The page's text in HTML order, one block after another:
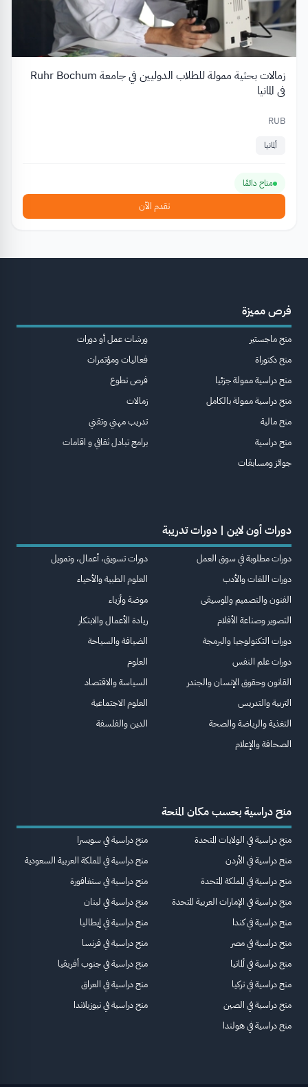
زمالات بحثية ممولة للطلاب الدوليين في جامعة Ruhr Bochum
في المانيا
RUB
ألمانيا
متاح دائمًا
تقدم الآن
فرص مميزة
منح ماجستير
منح دكتوراة
منح دراسية ممولة جزئيا
منح دراسية ممولة بالكامل
منح مالية
منح دراسية
جوائز ومسابقات
ورشات عمل أو دورات
فعاليات ومؤتمرات
فرص تطوع
زمالات
تدريب مهني وتقني
برامج تبادل ثقافي و اقامات
دورات أون لاين | دورات تدريبة
دورات مطلوبة في سوق العمل
دورات اللغات والأدب
الفنون والتصميم والموسيقى
التصوير وصناعة الأفلام
دورات التكنولوجيا والبرمجة
دورات علم النفس
القانون وحقوق الإنسان والجندر
التربية والتدريس
التغذية والرياضة والصحة
الصحافة والإعلام
دورات تسويق، أعمال، وتمويل
العلوم الطبية والأحياء
موضة وأزياء
ريادة الأعمال والابتكار
الضيافة والسياحة
العلوم
السياسة والاقتصاد
العلوم الاجتماعية
الدين والفلسفة
منح دراسية بحسب مكان المنحة
منح دراسية في الولايات المتحدة
منح دراسية في الأردن
منح دراسية في المملكة المتحدة
منح دراسية في الإمارات العربية المتحدة
منح دراسية في كندا
منح دراسية في مصر
منح دراسية في ألمانيا
منح دراسية في تركيا
منح دراسية في الصين
منح دراسية في هولندا
منح دراسية في سويسرا
منح دراسية في المملكة العربية السعودية
منح دراسية في سنغافورة
منح دراسية في لبنان
منح دراسية في إيطاليا
منح دراسية في فرنسا
منح دراسية في جنوب أفريقيا
منح دراسية في العراق
منح دراسية في نيوزيلاندا